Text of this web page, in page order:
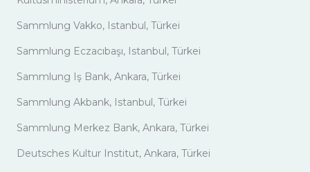
Sammlung Vakko, Istanbul, Türkei
Sammlung Eczacıbaşı, Istanbul, Türkei
Sammlung Iş Bank, Ankara, Türkei
Sammlung Akbank, Istanbul, Türkei
Sammlung Merkez Bank, Ankara, Türkei
Deutsches Kultur Institut, Ankara, Türkei